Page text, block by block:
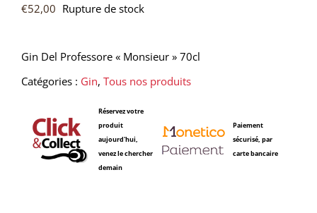
€52,00 Rupture de stock
Gin Del Professore « Monsieur » 70cl
Catégories : Gin, Tous nos produits
Réservez votre
produit
aujourd'hui,
venez le chercher
demain
Paiement
sécurisé, par
carte bancaire